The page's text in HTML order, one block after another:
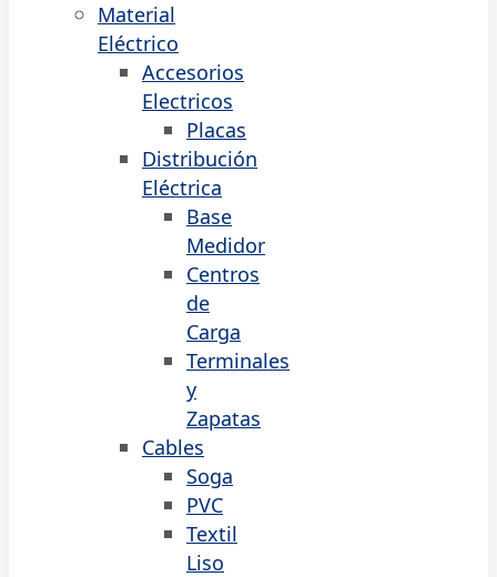
Material
Eléctrico
Accesorios
Electricos
Placas
Distribución
Eléctrica
Base
Medidor
Centros
de
Carga
Terminales
y
Zapatas
Cables
Soga
PVC
Textil
Liso